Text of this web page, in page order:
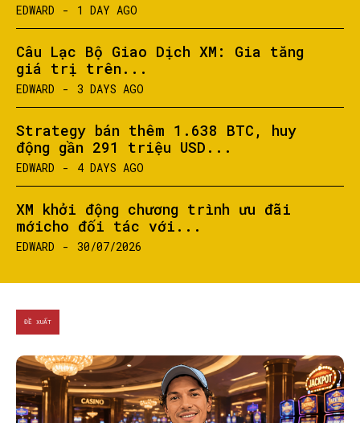
EDWARD - 1 DAY AGO
Câu Lạc Bộ Giao Dịch XM: Gia tăng
giá trị trên...
EDWARD - 3 DAYS AGO
Strategy bán thêm 1.638 BTC, huy
động gần 291 triệu USD...
EDWARD - 4 DAYS AGO
XM khởi động chương trình ưu đãi
mớicho đối tác với...
EDWARD - 30/07/2026
ĐỀ XUẤT